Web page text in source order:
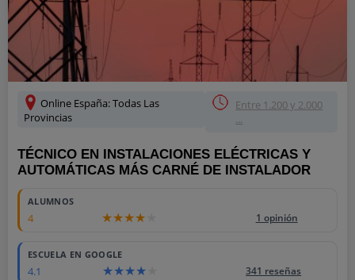
Online España: Todas Las
Provincias
Entre 1.200 y 2.000
...
TÉCNICO EN INSTALACIONES ELÉCTRICAS Y
AUTOMÁTICAS MÁS CARNÉ DE INSTALADOR
ALUMNOS
4 1 opinión
ESCUELA EN GOOGLE
4.1 341 reseñas